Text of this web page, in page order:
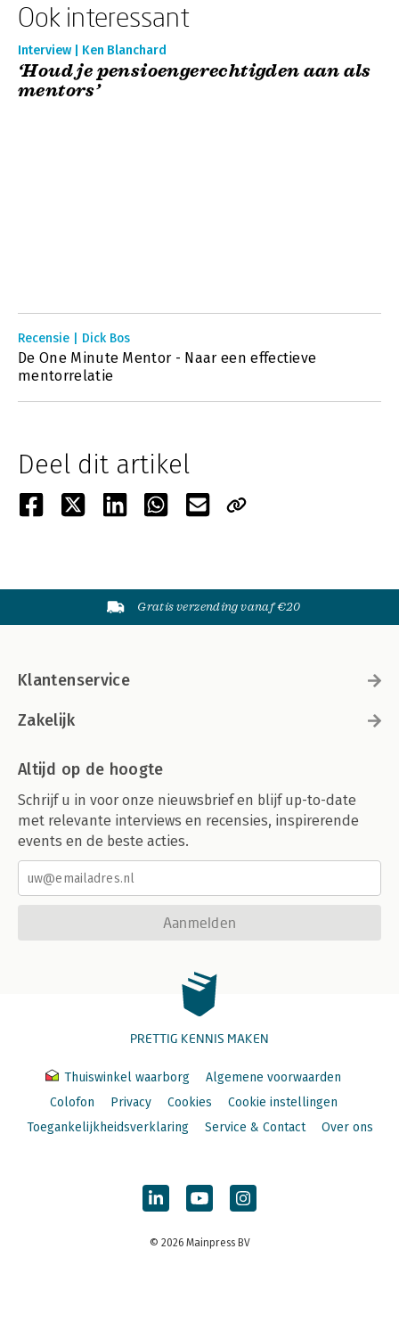
Ook interessant
Interview | Ken Blanchard
‘Houd je pensioengerechtigden aan als
mentors’
Recensie | Dick Bos
De One Minute Mentor - Naar een effectieve
mentorrelatie
Deel dit artikel
Gratis verzending vanaf €20
Klantenservice
Zakelijk
Altijd op de hoogte
Schrijf u in voor onze nieuwsbrief en blijf up-to-date
met relevante interviews en recensies, inspirerende
events en de beste acties.
Aanmelden
PRETTIG KENNIS MAKEN
Thuiswinkel waarborg
Algemene voorwaarden
Colofon
Privacy Cookies
Cookie instellingen
Toegankelijkheidsverklaring
Service & Contact Over ons
© 2026 Mainpress BV